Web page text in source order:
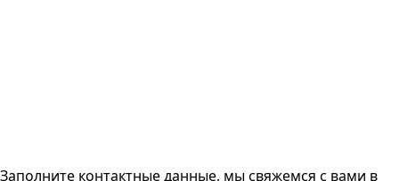
Заполните контактные данные, мы свяжемся с вами в